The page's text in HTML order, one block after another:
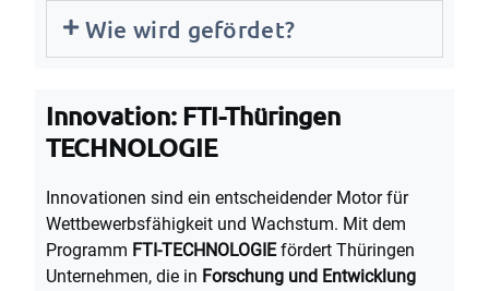
Wie wird gefördet?
Innovation: FTI-Thüringen
TECHNOLOGIE
Innovationen sind ein entscheidender Motor für
Wettbewerbsfähigkeit und Wachstum. Mit dem
Programm FTI-TECHNOLOGIEfördert Thüringen
Unternehmen, die in Forschung und Entwicklung